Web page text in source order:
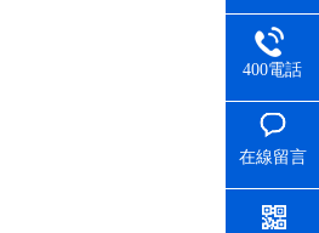
400電話
在線留言